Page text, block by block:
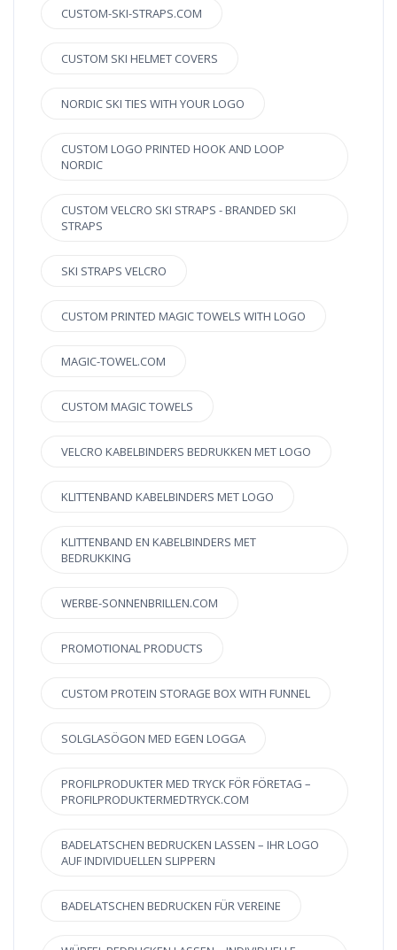
CUSTOM-SKI-STRAPS.COM
CUSTOM SKI HELMET COVERS
NORDIC SKI TIES WITH YOUR LOGO
CUSTOM LOGO PRINTED HOOK AND LOOP
NORDIC
CUSTOM VELCRO SKI STRAPS - BRANDED SKI
STRAPS
SKI STRAPS VELCRO
CUSTOM PRINTED MAGIC TOWELS WITH LOGO
MAGIC-TOWEL.COM
CUSTOM MAGIC TOWELS
VELCRO KABELBINDERS BEDRUKKEN MET LOGO
KLITTENBAND KABELBINDERS MET LOGO
KLITTENBAND EN KABELBINDERS MET
BEDRUKKING
WERBE-SONNENBRILLEN.COM
PROMOTIONAL PRODUCTS
CUSTOM PROTEIN STORAGE BOX WITH FUNNEL
SOLGLASÖGON MED EGEN LOGGA
PROFILPRODUKTER MED TRYCK FÖR FÖRETAG –
PROFILPRODUKTERMEDTRYCK.COM
BADELATSCHEN BEDRUCKEN LASSEN – IHR LOGO
AUF INDIVIDUELLEN SLIPPERN
BADELATSCHEN BEDRUCKEN FÜR VEREINE